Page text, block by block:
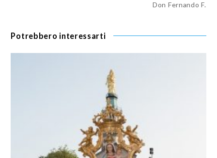
Don Fernando F.
Potrebbero interessarti